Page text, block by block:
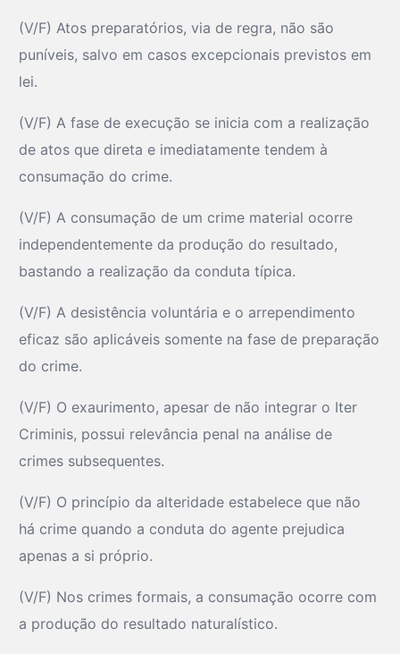
(V/F) Atos preparatórios, via de regra, não são
puníveis, salvo em casos excepcionais previstos em
lei.
(V/F) A fase de execução se inicia com a realização
de atos que direta e imediatamente tendem à
consumação do crime.
(V/F) A consumação de um crime material ocorre
independentemente da produção do resultado,
bastando a realização da conduta típica.
(V/F) A desistência voluntária e o arrependimento
eficaz são aplicáveis somente na fase de preparação
do crime.
(V/F) O exaurimento, apesar de não integrar o Iter
Criminis, possui relevância penal na análise de
crimes subsequentes.
(V/F) O princípio da alteridade estabelece que não
há crime quando a conduta do agente prejudica
apenas a si próprio.
(V/F) Nos crimes formais, a consumação ocorre com
a produção do resultado naturalístico.